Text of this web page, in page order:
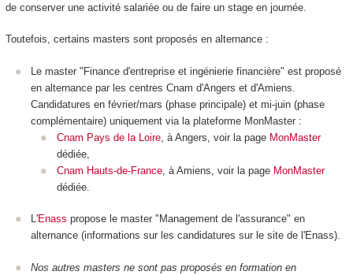
de conserver une activité salariée ou de faire un stage en journée.
Toutefois, certains masters sont proposés en alternance :
Le master "Finance d'entreprise et ingénierie financière" est proposé
en alternance par les centres Cnam d'Angers et d'Amiens.
Candidatures en février/mars (phase principale) et mi-juin (phase
complémentaire) uniquement via la plateforme MonMaster :
Cnam Pays de la Loire, à Angers, voir la page MonMaster
dédiée,
Cnam Hauts-de-France, à Amiens, voir la page MonMaster
dédiée.
L'Enass propose le master "Management de l'assurance" en
alternance (informations sur les candidatures sur le site de l'Enass).
Nos autres masters ne sont pas proposés en formation en